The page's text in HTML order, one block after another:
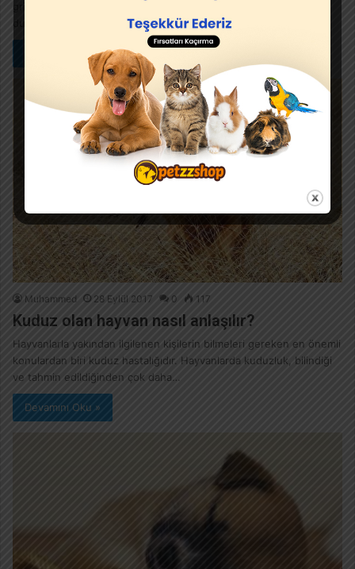
Devamını Oku »
Muhammed 28 Eylül 2017 0 117
Kuduz olan hayvan nasıl anlaşılır?
Hayvanlarla yakından ilgilenen kişilerin bilmeleri gereken en önemli
konulardan biri kuduz hastalığıdır. Hayvanlarda kuduzluk, bilindiği
ve tahmin edildiğinden çok daha…
Devamını Oku »